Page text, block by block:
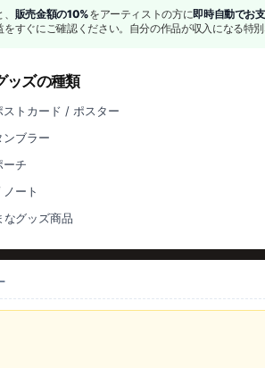
販売金額の10%をアーティストの方に即時自動でお
をすぐにご確認ください。自分の作品が収入になる特
ッズの種類
ストカード / ポスター
ブラー
ーチ
ート
なグッズ商品